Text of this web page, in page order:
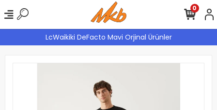
LcWaikiki DeFacto Mavi Orjinal Ürünler
0